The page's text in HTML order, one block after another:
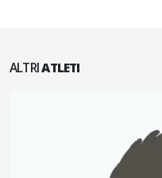
ALTRIATLETI